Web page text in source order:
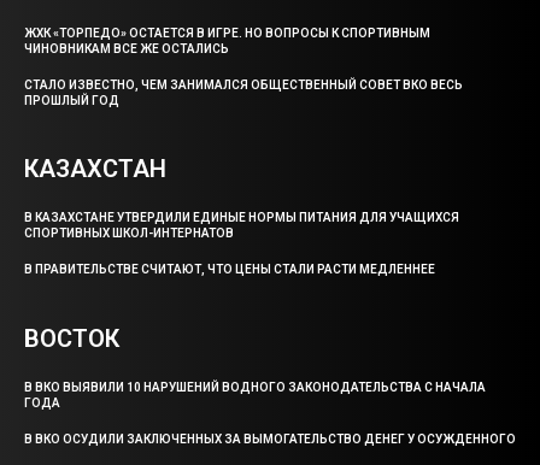
ЖХК «ТОРПЕДО» ОСТАЕТСЯ В ИГРЕ. НО ВОПРОСЫ К СПОРТИВНЫМ
ЧИНОВНИКАМ ВСЕ ЖЕ ОСТАЛИСЬ
СТАЛО ИЗВЕСТНО, ЧЕМ ЗАНИМАЛСЯ ОБЩЕСТВЕННЫЙ СОВЕТ ВКО ВЕСЬ
ПРОШЛЫЙ ГОД
КАЗАХСТАН
В КАЗАХСТАНЕ УТВЕРДИЛИ ЕДИНЫЕ НОРМЫ ПИТАНИЯ ДЛЯ УЧАЩИХСЯ
СПОРТИВНЫХ ШКОЛ-ИНТЕРНАТОВ
В ПРАВИТЕЛЬСТВЕ СЧИТАЮТ, ЧТО ЦЕНЫ СТАЛИ РАСТИ МЕДЛЕННЕЕ
ВОСТОК
В ВКО ВЫЯВИЛИ 10 НАРУШЕНИЙ ВОДНОГО ЗАКОНОДАТЕЛЬСТВА С НАЧАЛА
ГОДА
В ВКО ОСУДИЛИ ЗАКЛЮЧЕННЫХ ЗА ВЫМОГАТЕЛЬСТВО ДЕНЕГ У ОСУЖДЕННОГО